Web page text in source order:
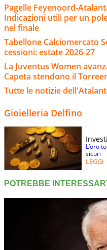
Pagelle Feyenoord-
Indicazioni utili per un
nel finale
Tabellone Calciomercato
cessioni: estate 2026-27
La Juventus Women
Capeta stendono il
Tutte le notizie
Gioielleria Delfino
L’oro
sicuri
LEGGI